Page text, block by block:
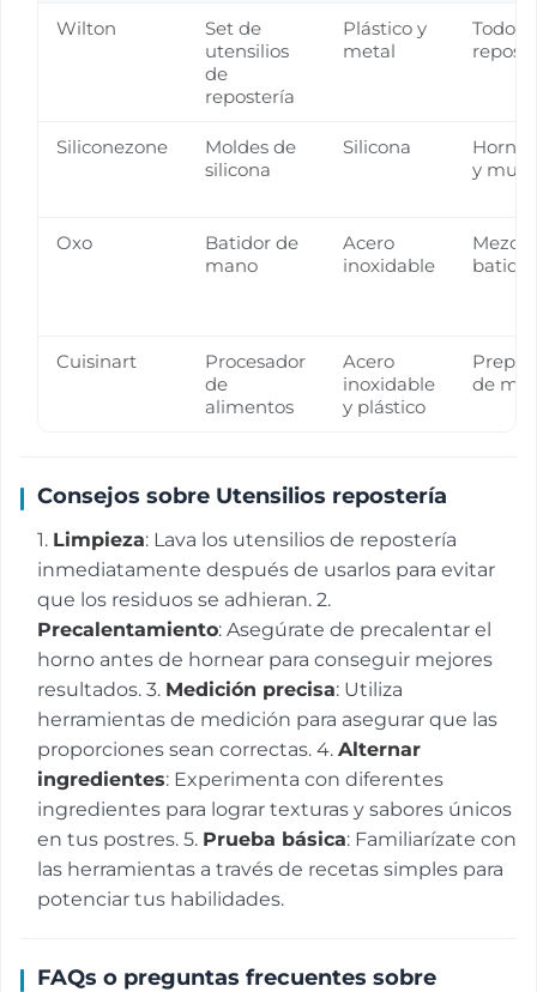
Wilton
Set de
utensilios
de
repostería
Plástico y
metal
Todo
Siliconezone
Moldes de
silicona
Silicona
y
Oxo
Batidor de
mano
Acero
inoxidable
Cuisinart
Procesador
de
alimentos
Acero
inoxidable
y plástico
de
Consejos sobre Utensilios repostería
1. Limpieza: Lava los utensilios de repostería
inmediatamente después de usarlos para evitar
que los residuos se adhieran. 2.
Precalentamiento: Asegúrate de precalentar el
horno antes de hornear para conseguir mejores
resultados. 3. Medición precisa: Utiliza
herramientas de medición para asegurar que las
proporciones sean correctas. 4. Alternar
ingredientes: Experimenta con diferentes
ingredientes para lograr texturas y sabores únicos
en tus postres. 5. Prueba básica: Familiarízate con
las herramientas a través de recetas simples para
potenciar tus habilidades.
FAQs o preguntas frecuentes sobre